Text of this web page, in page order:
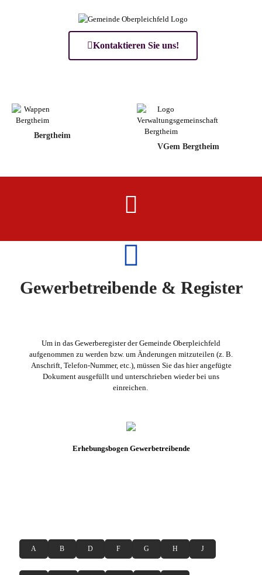
Kontaktieren Sie uns!
Bergtheim
VGem Bergtheim
Gewerbetreibende & Register
Um in das Gewerberegister der Gemeinde Oberpleichfeld
aufgenommen zu werden bzw. um Änderungen mitzuteilen (z. B.
Anschrift, Telefon-Nummer, etc.), müssen Sie das hier angefügte
Dokument ausgefüllt und unterschrieben wieder bei uns
einreichen.
Erhebungsbogen Gewerbetreibende
A B D F G H J